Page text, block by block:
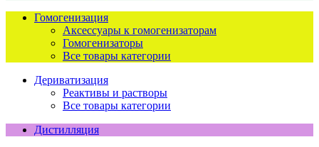
Гомогенизация
Аксессуары к гомогенизаторам
Гомогенизаторы
Все товары категории
Дериватизация
Реактивы и растворы
Все товары категории
Дистилляция